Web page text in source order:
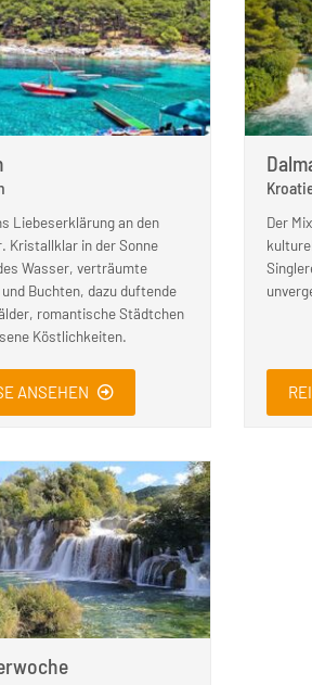
Liebeserklärung an den
Kristallklar in der Sonne
Wasser, verträumte
Buchten, dazu duftende
romantische Städtchen
Köstlichkeiten.
ANSEHEN
Der